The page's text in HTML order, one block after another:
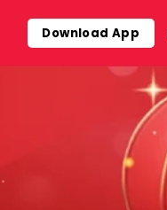
Download App